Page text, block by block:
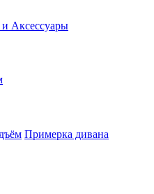
Аксессуары
Примерка дивана